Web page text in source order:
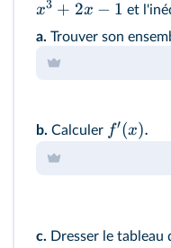
x3 + 2x − 1 et
a. Trouver son
b. Calculer f′(x).
c. Dresser le tableau